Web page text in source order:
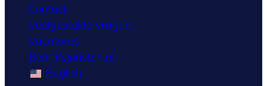
Contact
Veelgestelde vragen
Vacatures
Bedrijfsjuristen.nl
English